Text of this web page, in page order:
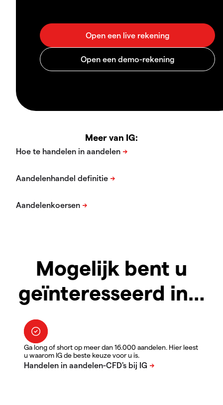
Meer van IG:
Mogelijk bent u
geïnteresseerd in…
Ga long of short op meer dan 16.000 aandelen. Hier leest
u waarom IG de beste keuze voor u is.